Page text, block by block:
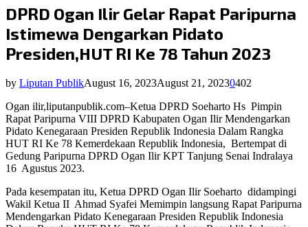
DPRD Ogan Ilir Gelar Rapat Paripurna
Istimewa Dengarkan Pidato
Presiden,HUT RI Ke 78 Tahun 2023
by Liputan PublikAugust 16, 2023August 21, 20230402
Ogan ilir,liputanpublik.com–Ketua DPRD Soeharto Hs Pimpin
Rapat Paripurna VIII DPRD Kabupaten Ogan Ilir Mendengarkan
Pidato Kenegaraan Presiden Republik Indonesia Dalam Rangka
HUT RI Ke 78 Kemerdekaan Republik Indonesia, Bertempat di
Gedung Paripurna DPRD Ogan Ilir KPT Tanjung Senai Indralaya
16 Agustus 2023.
Pada kesempatan itu, Ketua DPRD Ogan Ilir Soeharto didampingi
Wakil Ketua II Ahmad Syafei Memimpin langsung Rapat Paripurna
Mendengarkan Pidato Kenegaraan Presiden Republik Indonesia